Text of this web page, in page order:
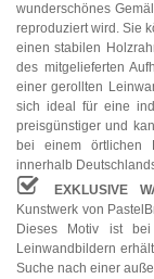
wunderschönes
reproduziert wird. Sie
einen stabilen
des mitgelieferten
einer gerollten
sich ideal für eine
preisgünstiger und
bei einem örtlichen
innerhalb
EXKLUSIVE
Kunstwerk von
Dieses Motiv ist
Leinwandbildern
Suche nach einer